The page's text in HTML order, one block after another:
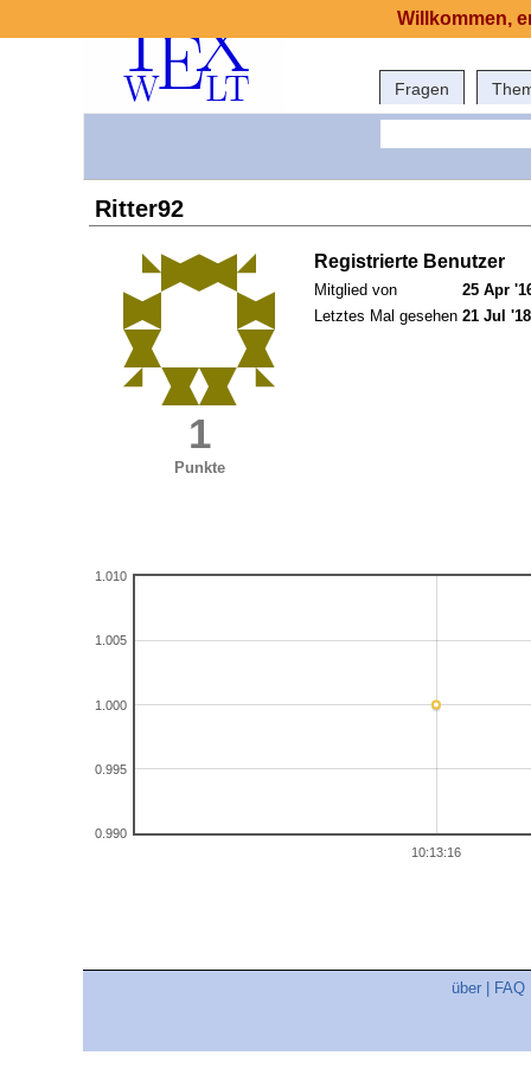
Fragen
Ritter92
1
Punkte
Registrierte Benutzer
Mitglied von
25 Apr
Letztes Mal gesehen 21 Jul
10:13:16
0.990
0.995
1.000
1.005
1.010
über FAQ
Willkommen,